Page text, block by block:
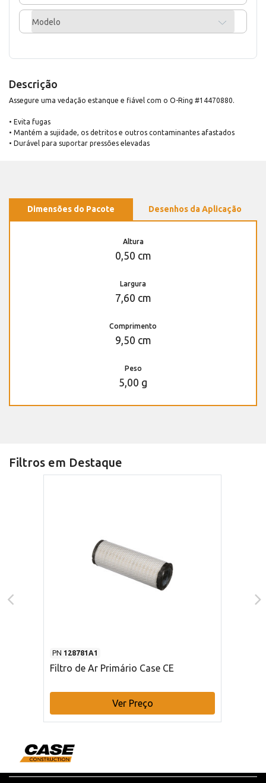
Modelo
Descrição
Assegure uma vedação estanque e fiável com o O-Ring #14470880.
• Evita fugas
• Mantém a sujidade, os detritos e outros contaminantes afastados
• Durável para suportar pressões elevadas
Dimensões do Pacote Desenhos da Aplicação
Altura
0,50 cm
Largura
7,60 cm
Comprimento
9,50 cm
Peso
5,00 g
Filtros em Destaque
PN 128781A1
Filtro de Ar Primário Case CE
Ver Preço